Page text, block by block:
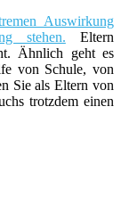
Auswirkung
stehen. Eltern
Ähnlich geht es
von Schule, von
Sie als Eltern von
trotzdem einen